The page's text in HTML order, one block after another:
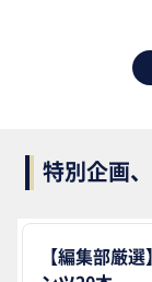
特別企画
【編集部厳